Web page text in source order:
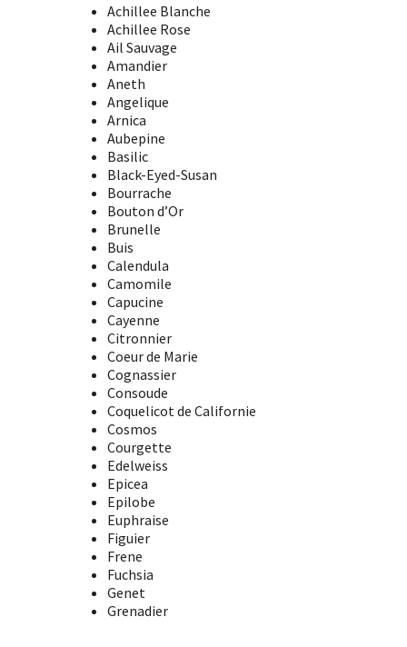
Achillee Blanche
Achillee Rose
Ail Sauvage
Amandier
Aneth
Angelique
Arnica
Aubepine
Basilic
Black-Eyed-Susan
Bourrache
Bouton d’Or
Brunelle
Buis
Calendula
Camomile
Capucine
Cayenne
Citronnier
Coeur de Marie
Cognassier
Consoude
Coquelicot de Californie
Cosmos
Courgette
Edelweiss
Epicea
Epilobe
Euphraise
Figuier
Frene
Fuchsia
Genet
Grenadier